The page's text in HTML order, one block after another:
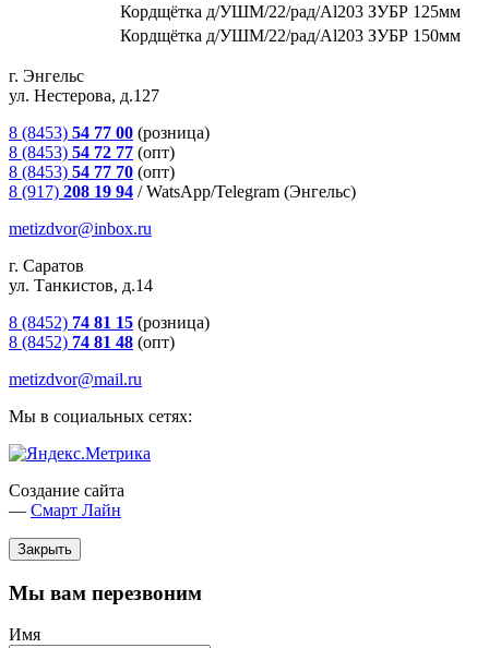
Кордщётка д/УШМ/22/рад/Al203 ЗУБР 125мм
Кордщётка д/УШМ/22/рад/Al203 ЗУБР 150мм
г. Энгельс
ул. Нестерова, д.127
8 (8453) 54 77 00 (розница)
8 (8453) 54 72 77 (опт)
8 (8453) 54 77 70 (опт)
8 (917) 208 19 94 /WatsApp/Telegram (Энгельс)
metizdvor@inbox.ru
г. Саратов
ул. Танкистов, д.14
8 (8452) 74 81 15 (розница)
8 (8452) 74 81 48 (опт)
metizdvor@mail.ru
Мы в социальных сетях:
Создание сайта
— Смарт Лайн
Закрыть
Мы вам перезвоним
Имя